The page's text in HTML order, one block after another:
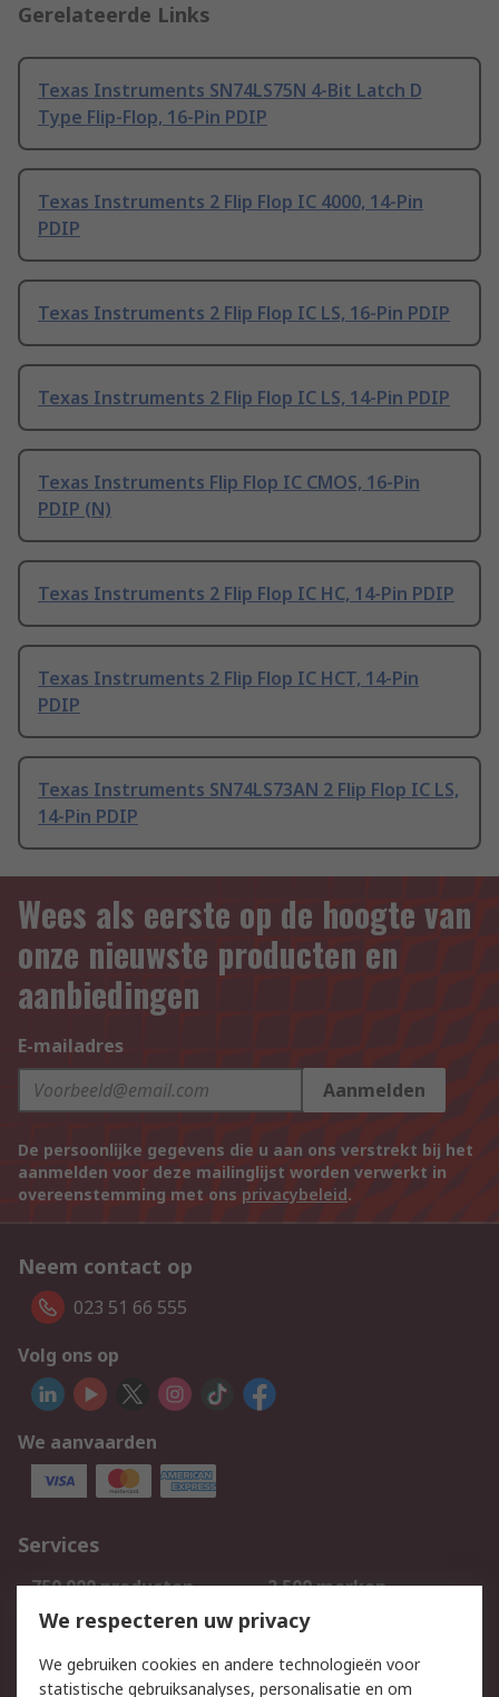
Gerelateerde Links
Texas Instruments SN74LS75N 4-Bit Latch D
Type Flip-Flop, 16-Pin PDIP
Texas Instruments 2 Flip Flop IC 4000, 14-Pin
PDIP
Texas Instruments 2 Flip Flop IC LS, 16-Pin PDIP
Texas Instruments 2 Flip Flop IC LS, 14-Pin PDIP
Texas Instruments Flip Flop IC CMOS, 16-Pin
PDIP (N)
Texas Instruments 2 Flip Flop IC HC, 14-Pin PDIP
Texas Instruments 2 Flip Flop IC HCT, 14-Pin
PDIP
Texas Instruments SN74LS73AN 2 Flip Flop IC LS,
14-Pin PDIP
Wees als eerste op de hoogte van
onze nieuwste producten en
aanbiedingen
E-mailadres
Aanmelden
De persoonlijke gegevens die u aan ons verstrekt bij het
aanmelden voor deze mailinglijst worden verwerkt in
overeenstemming met ons privacybeleid.
Neem contact op
023 51 66 555
Volg ons op
We aanvaarden
Services
750.000 producten
2.500 merken
Bestellen
Inkoopoplossingen
Track & Trace
We respecteren uw privacy
We gebruiken cookies en andere technologieën voor
statistische gebruiksanalyses, personalisatie en om